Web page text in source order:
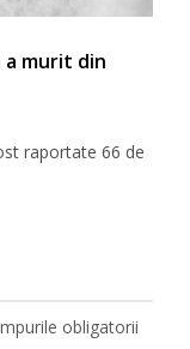
a murit din
raportate 66 de
obligatorii